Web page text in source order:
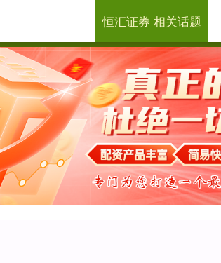
恒汇证券
恒汇证券 相关话题